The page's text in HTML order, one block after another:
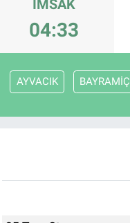
İMSAK
04:33
AYVACIK BAYRAMİÇ